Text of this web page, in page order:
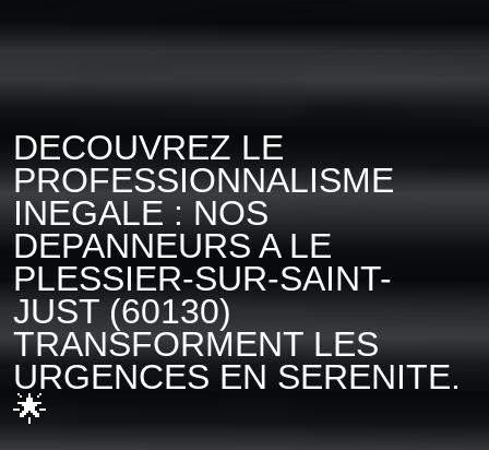
DECOUVREZ LE
PROFESSIONNALISME
INEGALE : NOS
DEPANNEURS A LE
PLESSIER-SUR-SAINT-
JUST (60130)
TRANSFORMENT LES
URGENCES EN SERENITE.
🌟